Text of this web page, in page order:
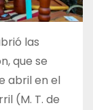
las
que se
abril en el
(M. T. de